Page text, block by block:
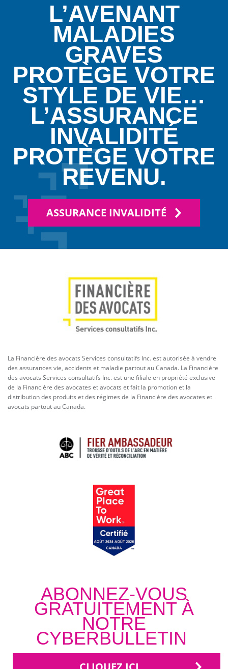
L’AVENANT
MALADIES
GRAVES
PROTÈGE VOTRE
STYLE DE VIE…
L’ASSURANCE
INVALIDITÉ
PROTÈGE VOTRE
REVENU.
ASSURANCE INVALIDITÉ
La Financière des avocats Services consultatifs Inc. est autorisée à vendre
des assurances vie, accidents et maladie partout au Canada. La Financière
des avocats Services consultatifs Inc. est une filiale en propriété exclusive
de la Financière des avocates et avocats et fait la promotion et la
distribution des produits et des régimes de la Financière des avocates et
avocats partout au Canada.
ABONNEZ-VOUS
GRATUITEMENT À
NOTRE
CYBERBULLETIN